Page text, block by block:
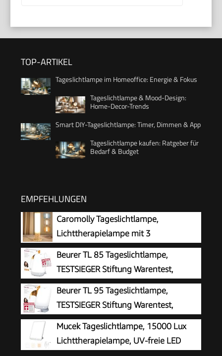
TOP-ARTIKEL
Tageslichtlampe im Homeoffice: Energie & Fokus
Tageslichtlampe & Mood-Design:
Home-Decor-Trends
Smart DIY-Tageslichtlampe: Timer, Dimmen & App
Tageslichtlampe kaufen: Ratgeber für
Bedarf & Budget
EMPFEHLUNGEN
Caromolly Tageslichtlampe,
Lichttherapielampe mit 3
Farbtemperaturen & 5
Helligkeitsstufen, Simulation von Tageslicht,
Flimmer- und UV-freie LED-Tageslichtleuchte,
Ideal für Haushalte und Büro
Beurer TL 85 Tageslichtlampe,
TESTSIEGER Stiftung Warentest,
Simulation von Tageslicht, 14.000 Lux
Lichtstärke, Medizinprodukt, zur Anwendung bei
Lichtmangelerscheinung, mit Timer
(30,60,90,120 Min.)
Beurer TL 95 Tageslichtlampe,
TESTSIEGER Stiftung Warentest,
Simulation von Tageslicht, 14000 Lux,
Medizinprodukt, Tageslichtleuchte bei
Lichtmangelerscheinungen, SunLike® LED-
Mucek Tageslichtlampe, 15000 Lux
Lichttherapielampe, UV-freie LED